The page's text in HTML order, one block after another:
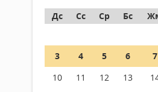
Дс
Сс Ср Бс
3
4 5 6 7
10
11 12 13